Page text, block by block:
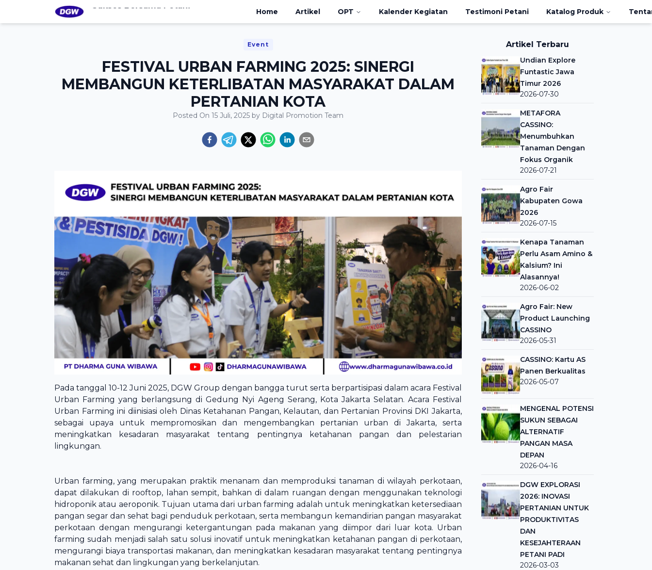
Home Artikel OPT Kalender Kegiatan Testimoni Petani Katalog Produk
Event
FESTIVAL URBAN FARMING 2025: SINERGI
MEMBANGUN KETERLIBATAN MASYARAKAT DALAM
PERTANIAN KOTA
Posted On 15 Juli, 2025 by Digital Promotion Team
Pada tanggal 10-12 Juni 2025, DGW Group dengan bangga turut serta berpartisipasi dalam acara Festival
Urban Farming yang berlangsung di Gedung Nyi Ageng Serang, Kota Jakarta Selatan. Acara Festival
Urban Farming ini diinisiasi oleh Dinas Ketahanan Pangan, Kelautan, dan Pertanian Provinsi DKI Jakarta,
sebagai upaya untuk mempromosikan dan mengembangkan pertanian urban di Jakarta, serta
meningkatkan kesadaran masyarakat tentang pentingnya ketahanan pangan dan pelestarian
lingkungan.
Urban farming, yang merupakan praktik menanam dan memproduksi tanaman di wilayah perkotaan,
dapat dilakukan di rooftop, lahan sempit, bahkan di dalam ruangan dengan menggunakan teknologi
hidroponik atau aeroponik. Tujuan utama dari urban farming adalah untuk meningkatkan ketersediaan
pangan segar dan sehat bagi penduduk perkotaan, serta membangun kemandirian pangan masyarakat
perkotaan dengan mengurangi ketergantungan pada makanan yang diimpor dari luar kota. Urban
farming sudah menjadi salah satu solusi inovatif untuk meningkatkan ketahanan pangan di perkotaan,
mengurangi biaya transportasi makanan, dan meningkatkan kesadaran masyarakat tentang pentingnya
makanan sehat dan lingkungan yang berkelanjutan.
Artikel Terbaru
Undian Explore
Funtastic Jawa
Timur 2026
2026-07-30
METAFORA
CASSINO:
Menumbuhkan
Tanaman Dengan
Fokus Organik
2026-07-21
Agro Fair
Kabupaten Gowa
2026
2026-07-15
Kenapa Tanaman
Perlu Asam Amino &
Kalsium? Ini
Alasannya!
2026-06-02
Agro Fair: New
Product Launching
CASSINO
2026-05-31
CASSINO: Kartu AS
Panen Berkualitas
2026-05-07
MENGENAL POTENSI
SUKUN SEBAGAI
ALTERNATIF
PANGAN MASA
DEPAN
2026-04-16
DGW EXPLORASI
2026: INOVASI
PERTANIAN UNTUK
PRODUKTIVITAS
DAN
KESEJAHTERAAN
PETANI PADI
2026-03-03